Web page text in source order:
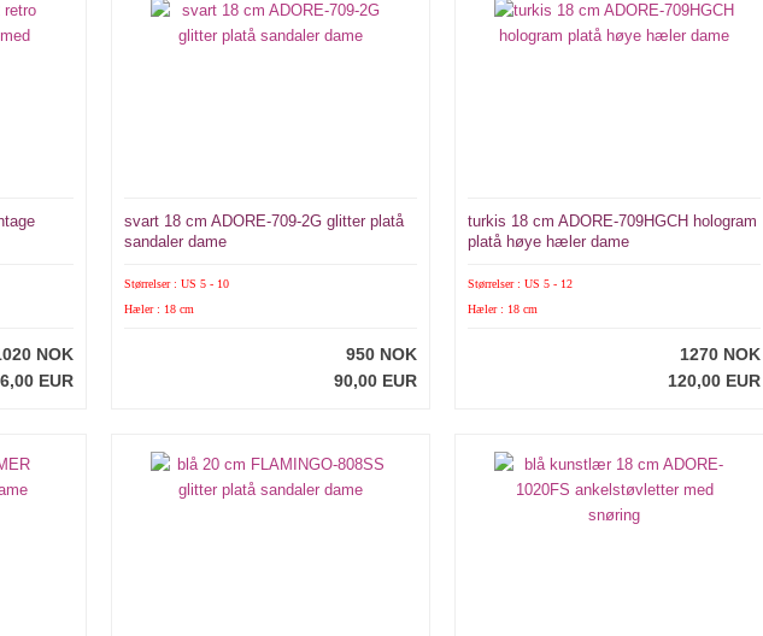
NOK
EUR
svart 18 cm ADORE-709-2G glitter platå
sandaler dame
Størrelser : US 5 - 10
Hæler : 18 cm
950 NOK
90,00 EUR
turkis 18 cm ADORE-709HGCH hologram
platå høye hæler dame
Størrelser : US 5 - 12
Hæler : 18 cm
1270 NOK
120,00 EUR